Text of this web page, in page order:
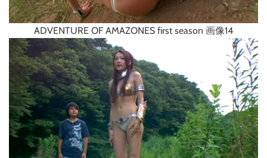
ADVENTURE OF AMAZONES first season 画像14